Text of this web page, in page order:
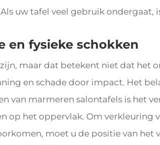
uw tafel veel gebruik ondergaat,
en fysieke schokken
maar dat betekent niet dat het
en schade door impact. Het
van marmeren salontafels is het
op het oppervlak. Om verkleuring
moet u de positie van het